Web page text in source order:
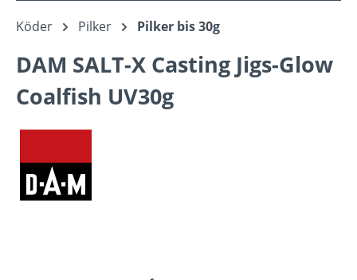
Köder Pilker Pilker bis 30g
DAM SALT-X Casting Jigs-Glow
Coalfish UV30g